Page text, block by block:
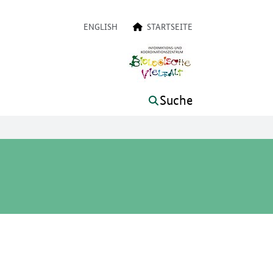
ENGLISH STARTSEITE
Suche